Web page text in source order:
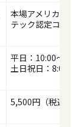
本場アメリカ仕込
テック認定コーチ
平日：10:00～
土日祝日：8:00～
5,500円（税込）